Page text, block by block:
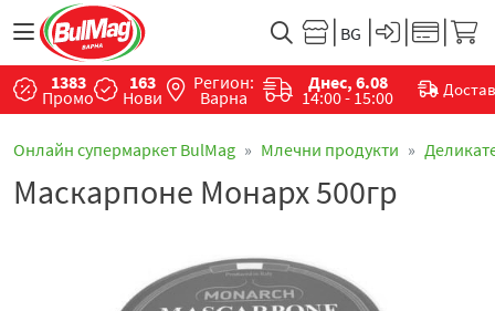
1383
Промо
163
Нови
Регион:
Варна
Днес, 6.08
14:00 - 15:00
Онлайн супермаркет BulMag Млечни продукти
Маскарпоне Монарх 500гр